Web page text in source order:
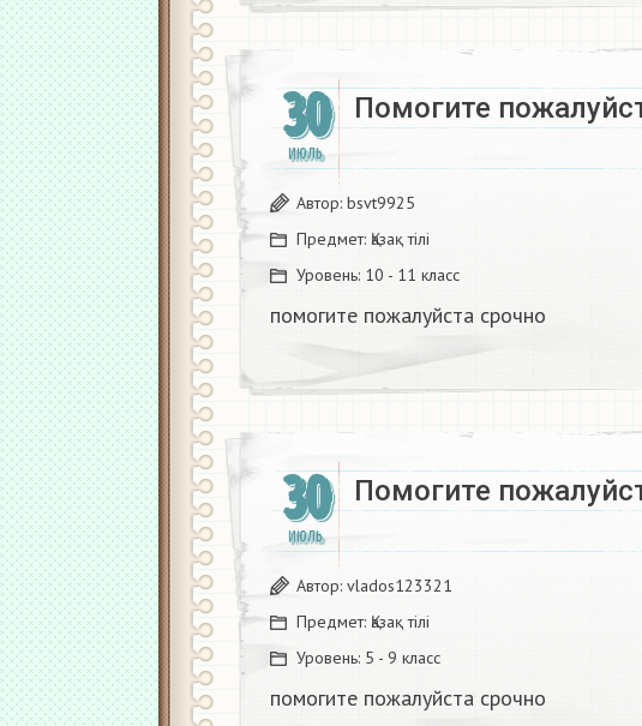
30
ИЮЛЬ
Помогите
Автор: bsvt9925
Предмет: Қазақ тiлi
Уровень: 10 - 11 класс
помогите пожалуйста срочно​
30
ИЮЛЬ
Помогите
Автор: vlados123321
Предмет: Қазақ тiлi
Уровень: 5 - 9 класс
помогите пожалуйста срочно​